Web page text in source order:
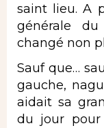
saint lieu. A
générale
changé non
Sauf que…
gauche,
aidait sa
du jour pour